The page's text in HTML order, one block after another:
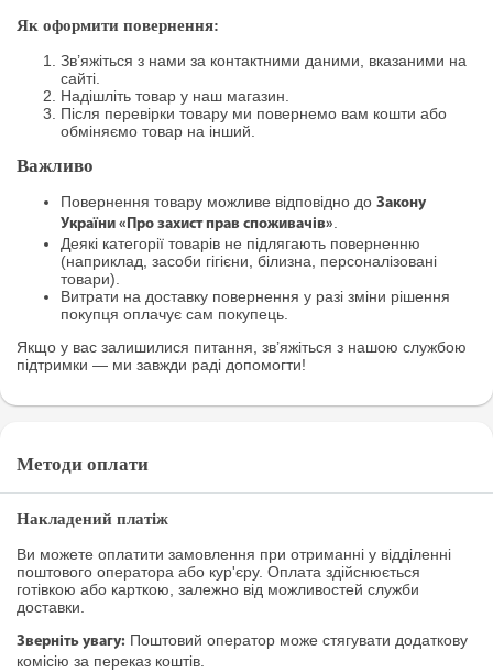
Як оформити повернення:
Зв’яжіться з нами за контактними даними, вказаними на
сайті.
Надішліть товар у наш магазин.
Після перевірки товару ми повернемо вам кошти або
обміняємо товар на інший.
Важливо
Повернення товару можливе відповідно до Закону
України «Про захист прав споживачів».
Деякі категорії товарів не підлягають поверненню
(наприклад, засоби гігієни, білизна, персоналізовані
товари).
Витрати на доставку повернення у разі зміни рішення
покупця оплачує сам покупець.
Якщо у вас залишилися питання, зв’яжіться з нашою службою
підтримки — ми завжди раді допомогти!
Методи оплати
Накладений платіж
Ви можете оплатити замовлення при отриманні у відділенні
поштового оператора або кур'єру. Оплата здійснюється
готівкою або карткою, залежно від можливостей служби
доставки.
Зверніть увагу: Поштовий оператор може стягувати додаткову
комісію за переказ коштів.